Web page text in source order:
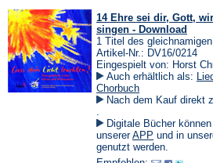
14 Ehre sei dir, Gott,
singen - Download
1 Titel des
Artikel-Nr.: DV16/0214
Eingespielt von: Horst
Auch erhältlich als:
Chorbuch
Nach dem Kauf direkt
in
einem
neuen
Tab)
.
Digitale Bücher
unsererAPP (Öffnet
in
und in
genutzt werden.